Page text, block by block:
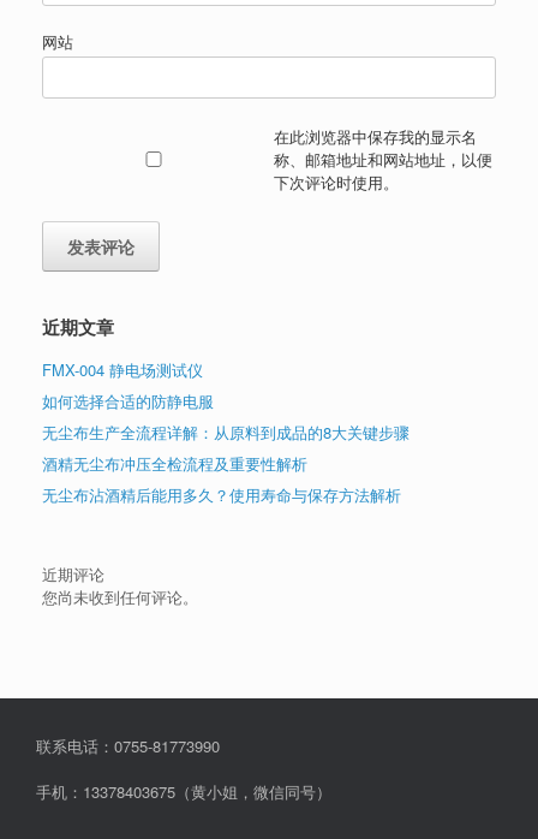
网站
在此浏览器中保存我的显示名
称、邮箱地址和网站地址，以便
下次评论时使用。
近期文章
FMX-004 静电场测试仪
如何选择合适的防静电服
无尘布生产全流程详解：从原料到成品的8大关键步骤
酒精无尘布冲压全检流程及重要性解析
无尘布沾酒精后能用多久？使用寿命与保存方法解析
近期评论
您尚未收到任何评论。
联系电话：0755-81773990
手机：13378403675（黄小姐，微信同号）